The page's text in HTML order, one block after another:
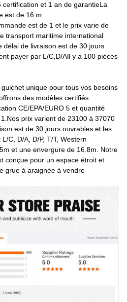
certification et 1 an de garantieLa
est de 16 m.
est de 1 et le prix varie de
transport maritime international
délai de livraison est de 30 jours
payer par L/C,D/AIl y a 100 pièces
unique pour tous vos besoins
des modèles certifiés
CE/EPA/EURO 5 et quantité
prix varient de 23100 à 37070
est de 30 jours ouvrables et les
C, D/A, D/P, T/T, Western
et une envergure de 16.8m. Notre
conçue pour un espace étroit et
grue à araignée à vendre